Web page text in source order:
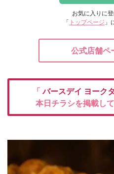
お気に入りに
「 トップページ 」
公式店舗ペ
「 バースデイ ヨーク
本日チラシを掲載し